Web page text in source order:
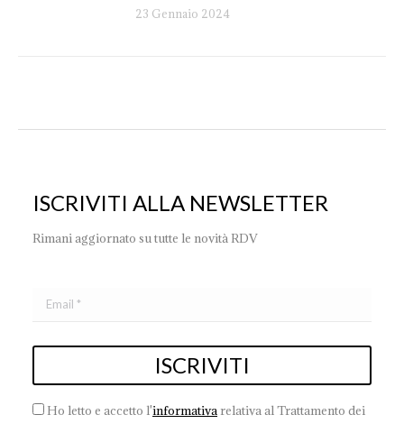
23 Gennaio 2024
ISCRIVITI ALLA NEWSLETTER
Rimani aggiornato su tutte le novità RDV
Ho letto e accetto l'informativa relativa al Trattamento dei